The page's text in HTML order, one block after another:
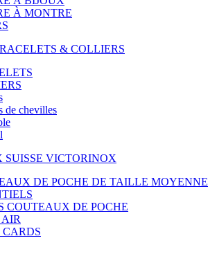
À MONTRE
& COLLIERS
de chevilles
SUISSE VICTORINOX
DE POCHE DE TAILLE MOYENNE
COUTEAUX DE POCHE
CARDS